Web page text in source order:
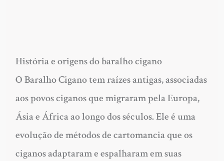
História e origens do baralho cigano
O Baralho Cigano tem raízes antigas, associadas
aos povos ciganos que migraram pela Europa,
Ásia e África ao longo dos séculos. Ele é uma
evolução de métodos de cartomancia que os
ciganos adaptaram e espalharam em suas